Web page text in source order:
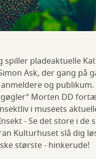
spiller pladeaktuelle
Ask, der gang på
og publikum.
Morten DD
i museets
- Se det store i de
Kulturhuset slå dig
største - hinkerude!